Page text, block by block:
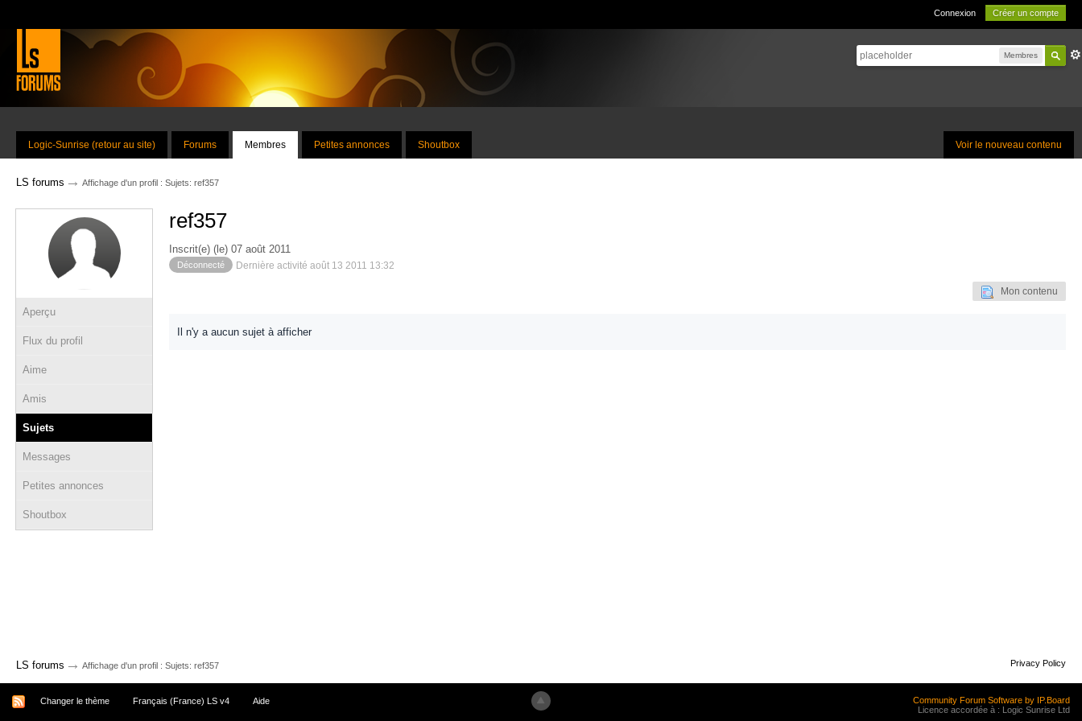
Connexion Créer un compte
Membres
Voir le nouveau contenu
Logic-Sunrise (retour au site) Forums Membres Petites annonces Shoutbox
LS forums → Affichage d'un profil : Sujets: ref357
Aperçu
Flux du profil
Aime
Amis
Sujets
Messages
Petites annonces
Shoutbox
ref357
Inscrit(e) (le) 07 août 2011
Déconnecté Dernière activité août 13 2011 13:32
Mon contenu
Il n'y a aucun sujet à afficher
LS forums → Affichage d'un profil : Sujets: ref357 Privacy Policy
Changer le thème Français (France) LS v4 Aide
Community Forum Software by IP.Board
Licence accordée à : Logic Sunrise Ltd